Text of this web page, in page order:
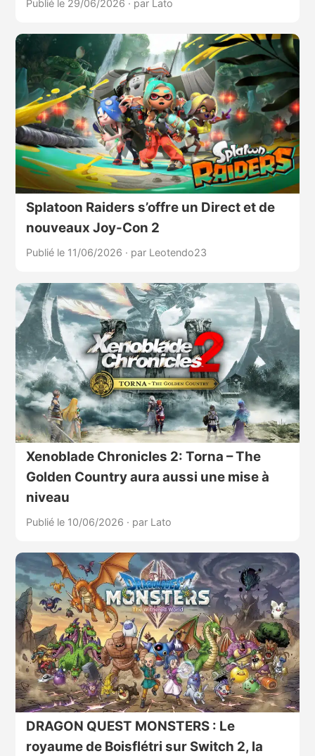
Publié le 29/06/2026 · par Lato
Splatoon Raiders s’offre un Direct et de
nouveaux Joy-Con 2
Publié le 11/06/2026 · par Leotendo23
Xenoblade Chronicles 2: Torna – The
Golden Country aura aussi une mise à
niveau
Publié le 10/06/2026 · par Lato
DRAGON QUEST MONSTERS : Le
royaume de Boisflétri sur Switch 2, la